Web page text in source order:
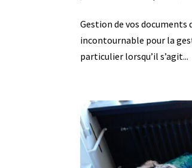
Gestion de vos documents
incontournable pour la
particulier lorsqu’il s’agit...